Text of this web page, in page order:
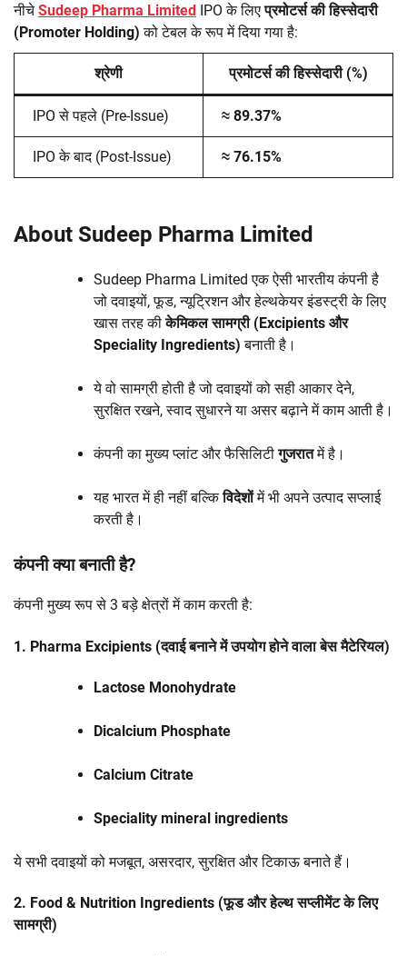
नीचे Sudeep Pharma Limited IPO के लिएप्रमोटर्स की हिस्सेदारी
(Promoter Holding) को टेबल के रूप में दिया गया है:
श्रेणी प्रमोटर्स की हिस्सेदारी (%)
IPO से पहले (Pre-Issue) ≈ 89.37%
IPO के बाद (Post-Issue) ≈ 76.15%
About Sudeep Pharma Limited
Sudeep Pharma Limited एक ऐसी भारतीय कंपनी है
जो दवाइयों, फूड, न्यूट्रिशन और हेल्थकेयर इंडस्ट्री के लिए
खास तरह कीकेमिकल सामग्री (Excipients और
Speciality Ingredients) बनाती है।
ये वो सामग्री होती है जो दवाइयों को सही आकार देने,
सुरक्षित रखने, स्वाद सुधारने या असर बढ़ाने में काम आती है।
कंपनी का मुख्य प्लांट और फैसिलिटीगुजरातमें है।
यह भारत में ही नहीं बल्किविदेशोंमें भी अपने उत्पाद सप्लाई
करती है।
कंपनी क्या बनाती है?
कंपनी मुख्य रूप से 3 बड़े क्षेत्रों में काम करती है:
1. Pharma Excipients (दवाई बनाने में उपयोग होने वाला बेस मैटेरियल)
Lactose Monohydrate
Dicalcium Phosphate
Calcium Citrate
Speciality mineral ingredients
ये सभी दवाइयों को मजबूत, असरदार, सुरक्षित और टिकाऊ बनाते हैं।
2. Food & Nutrition Ingredients (फूड और हेल्थ सप्लीमेंट के लिए
सामग्री)